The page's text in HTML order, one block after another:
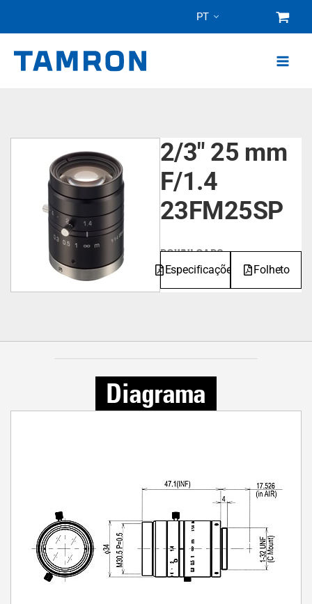
conteúdo
PT
2/3" 25 mm
F/1.4
23FM25SP
DOWNLOADS
Especificações Folheto
Diagrama